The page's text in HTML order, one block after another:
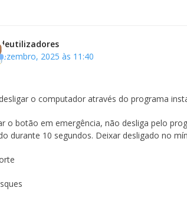
2025 às 11:40
o computador através do programa
o botão em emergência, não desliga pelo
durante 10 segundos. Deixar desligado no